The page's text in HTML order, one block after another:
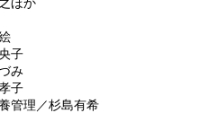
子
み
子
管理／杉島有希